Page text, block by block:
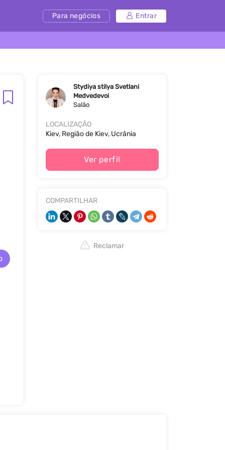
Para negócios Entrar
Stydiya stilya Svetlani
Medvedevoi
Salão
LOCALIZAÇÃO
Kiev, Região de Kiev, Ucrânia
Ver perfil
COMPARTILHAR
Reclamar